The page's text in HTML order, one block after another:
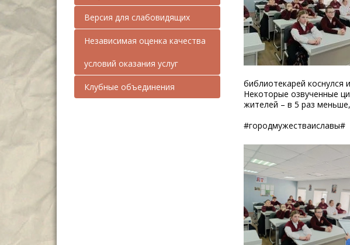
Версия для слабовидящих
Независимая оценка качества
условий оказания услуг
Клубные объединения
библиотекарей коснулся
Некоторые озвученные
жителей – в 5 раз
#городмужестваиславы#